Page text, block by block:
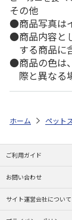
その他
商品写真は
商品内容と
する商品に
商品の色は
際と異なる
ホーム ペット
ご利用ガイド
お問い合わせ
サイト運営会社について